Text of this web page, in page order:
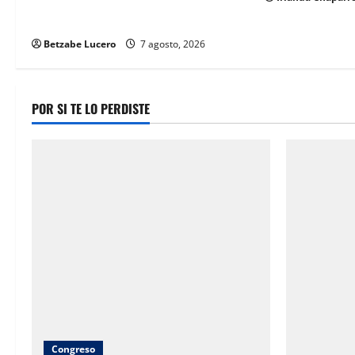
Betzabe Lucero 7 agosto, 2026
POR SI TE LO PERDISTE
Congreso